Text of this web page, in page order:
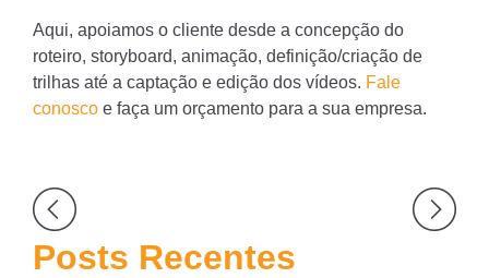
Aqui, apoiamos o cliente desde a concepção do
roteiro, storyboard, animação, definição/criação de
trilhas até a captação e edição dos vídeos. Fale
conosco e faça um orçamento para a sua empresa.
Navegação
de
Posts Recentes